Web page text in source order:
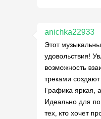
anichka22933
Этот
удовольствия!
возможность
треками
Графика яркая,
Идеально для
тех, кто хочет